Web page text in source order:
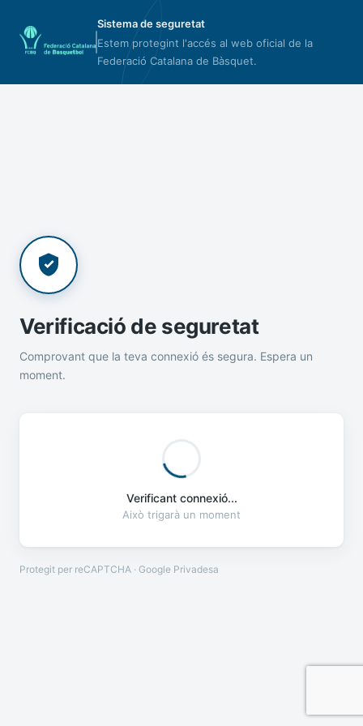
Sistema de seguretat
Estem protegint l'accés al web oficial de la
Federació Catalana de Bàsquet.
Verificació de seguretat
Comprovant que la teva connexió és segura. Espera un
moment.
Verificant connexió...
Això trigarà un moment
Protegit per reCAPTCHA · Google Privadesa